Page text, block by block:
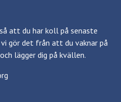
att du har koll på senaste
gör det från att du vaknar på
lägger dig på kvällen.